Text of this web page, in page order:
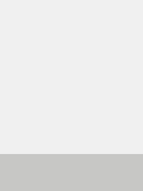
laRICERCA AVANZATA »